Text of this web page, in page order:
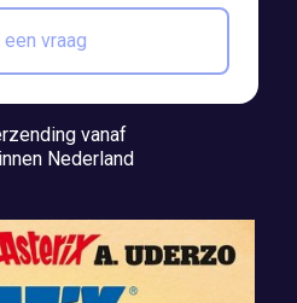
vraag
vanaf
Nederland